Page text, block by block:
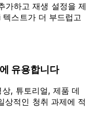
가하고 재생 설정을 제
스트가 더 부드럽고
유용합니다
, 튜토리얼, 제품 데
상적인 청취 과제에 적